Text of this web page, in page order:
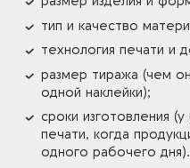
тип и качество
технология печати и
размер тиража (чем
одной наклейки);
сроки изготовления
печати, когда
одного рабочего дня).